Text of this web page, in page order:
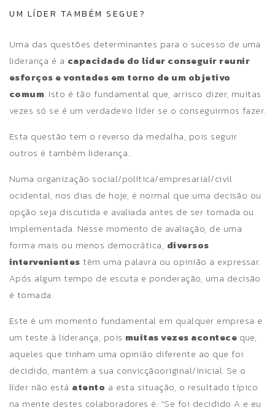
UM LÍDER TAMBÉM SEGUE?
Uma das questões determinantes para o sucesso de uma
liderança é a capacidade do líder conseguir reunir
esforços e vontades em torno de um objetivo
comum. Isto é tão fundamental que, arrisco dizer, muitas
vezes só se é um verdadeiro líder se o conseguirmos fazer.
Esta questão tem o reverso da medalha, pois seguir
outros é também liderança…
Numa organização social/política/empresarial/civil
ocidental, nos dias de hoje, é normal que uma decisão ou
opção seja discutida e avaliada antes de ser tomada ou
implementada. Nesse momento de avaliação, de uma
forma mais ou menos democrática, diversos
intervenientes têm uma palavra ou opinião a expressar.
Após algum tempo de escuta e ponderação, uma decisão
é tomada.
Este é um momento fundamental em qualquer empresa e
um teste à liderança, pois muitas vezes acontece que,
aqueles que tinham uma opinião diferente ao que foi
decidido, mantêm a sua convicçãooriginal/inicial. Se o
líder não está atento a esta situação, o resultado típico
na mente destes colaboradores é: “Se foi decidido A e eu